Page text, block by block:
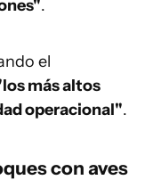
.
el
más altos
operacional".
con aves